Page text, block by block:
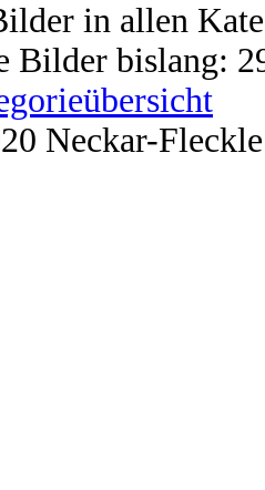
in allen
Bilder bislang:
Neckar-